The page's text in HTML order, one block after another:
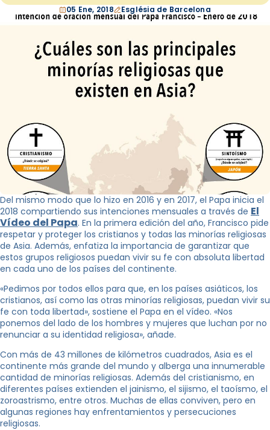
05 Ene, 2018 Església de Barcelona
Del mismo modo que lo hizo en 2016 y en 2017, el Papa inicia el
2018 compartiendo sus intenciones mensuales a través de El
Vídeo del Papa. En la primera edición del año, Francisco pide
respetar y proteger los cristianos y todas las minorías religiosas
de Asia. Además, enfatiza la importancia de garantizar que
estos grupos religiosos puedan vivir su fe con absoluta libertad
en cada uno de los países del continente.
«Pedimos por todos ellos para que, en los países asiáticos, los
cristianos, así como las otras minorías religiosas, puedan vivir su
fe con toda libertad», sostiene el Papa en el vídeo. «Nos
ponemos del lado de los hombres y mujeres que luchan por no
renunciar a su identidad religiosa», añade.
Con más de 43 millones de kilómetros cuadrados, Asia es el
continente más grande del mundo y alberga una innumerable
cantidad de minorías religiosas. Además del cristianismo, en
diferentes países extienden el jainismo, el sijismo, el taoísmo, el
zoroastrismo, entre otros. Muchas de ellas conviven, pero en
algunas regiones hay enfrentamientos y persecuciones
religiosas.